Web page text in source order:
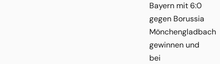
Bayern mit 6:0
gegen Borussia
Mönchengladbach
gewinnen und
bei